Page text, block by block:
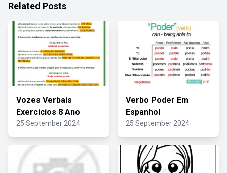
Related Posts
Vozes Verbais
Exercicios 8 Ano
25 September 2024
Verbo Poder Em
Espanhol
25 September 2024